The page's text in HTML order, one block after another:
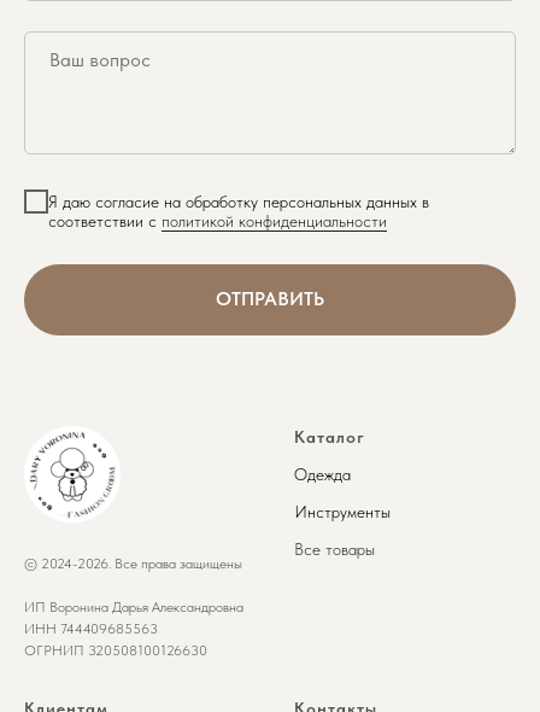
Я даю согласие на обработку персональных данных в
соответствии с политикой конфиденциальности
ОТПРАВИТЬ
© 2024-2026. Все права защищены
ИП Воронина Дарья Александровна
ИНН 744409685563
ОГРНИП 320508100126630
Каталог
Одежда
Инструменты
Все товары